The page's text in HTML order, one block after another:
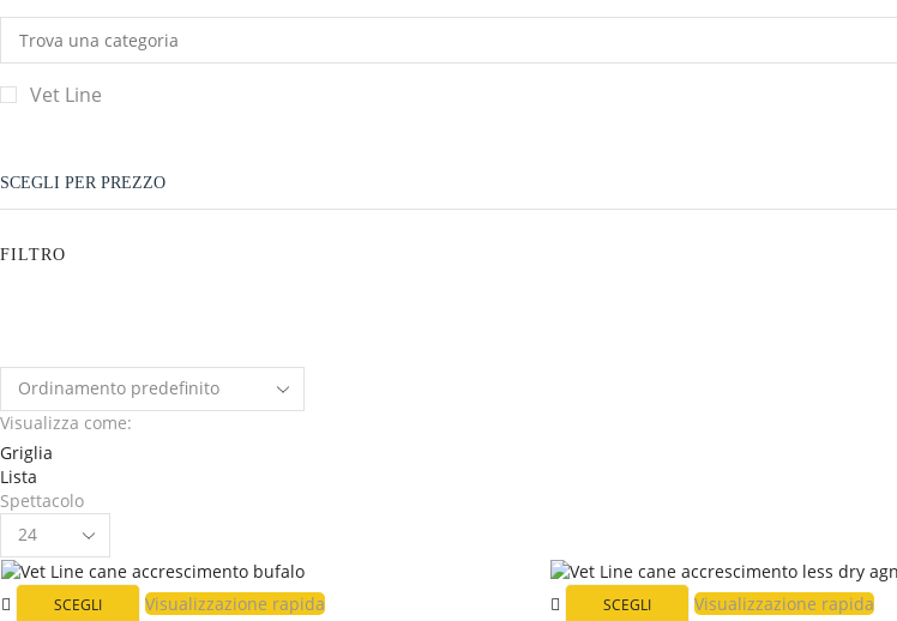
Vet Line
SCEGLI PER PREZZO
FILTRO
Visualizza come:
Griglia
Lista
Spettacolo
SCEGLI
Visualizzazione rapida
SCEGLI
Visualizzazione rapida